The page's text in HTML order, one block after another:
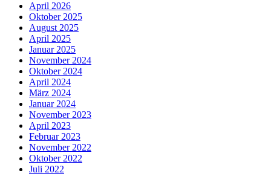
April 2026
Oktober 2025
August 2025
April 2025
Januar 2025
November 2024
Oktober 2024
April 2024
März 2024
Januar 2024
November 2023
April 2023
Februar 2023
November 2022
Oktober 2022
Juli 2022